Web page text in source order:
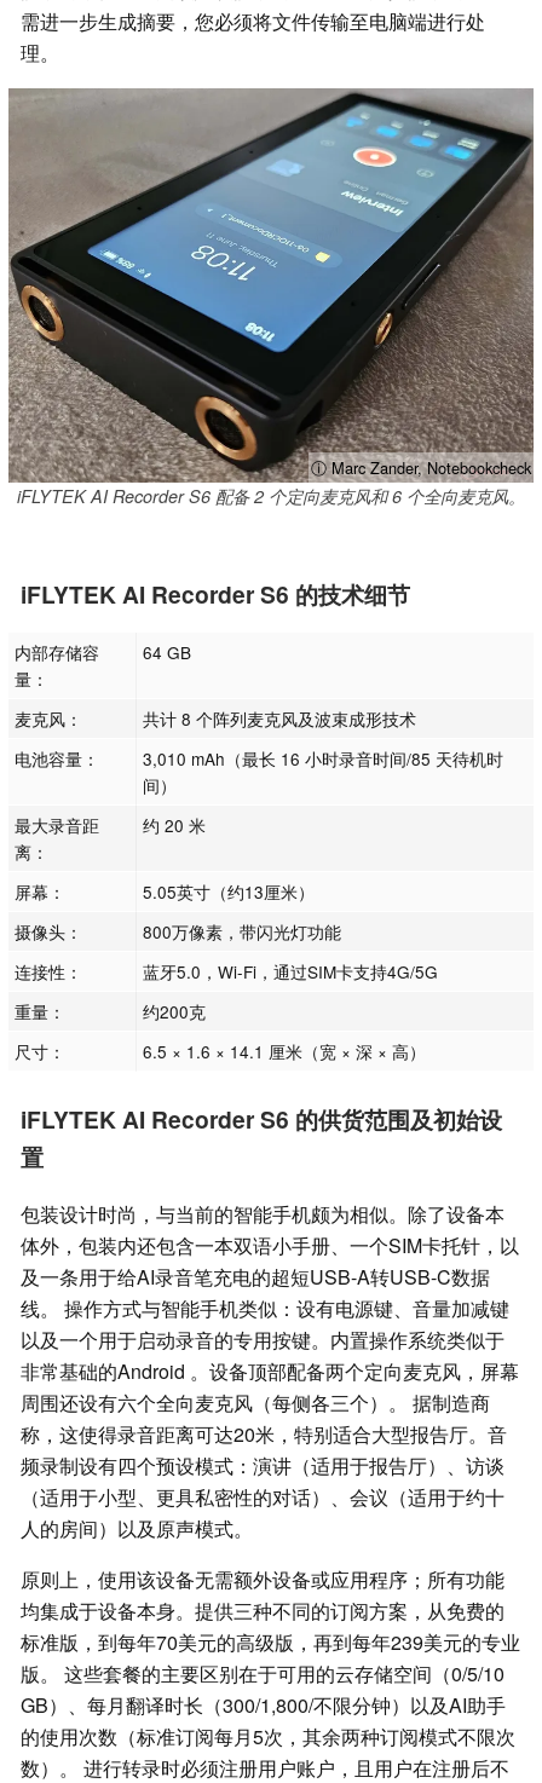
需进一步生成摘要，您必须将文件传输至电脑端进行处
理。
ⓘ Marc Zander, Notebookcheck
iFLYTEK AI Recorder S6 配备 2 个定向麦克风和 6 个全向麦克风。
iFLYTEK AI Recorder S6 的技术细节
内部存储容
量：
64 GB
麦克风：
共计 8 个阵列麦克风及波束成形技术
电池容量：
3,010 mAh（最长 16 小时录音时间/85 天待机时
间）
最大录音距
离：
约 20 米
屏幕：
5.05英寸（约13厘米）
摄像头：
800万像素，带闪光灯功能
连接性：
蓝牙5.0，Wi-Fi，通过SIM卡支持4G/5G
重量：
约200克
尺寸：
6.5 × 1.6 × 14.1 厘米（宽 × 深 × 高）
iFLYTEK AI Recorder S6 的供货范围及初始设
置
包装设计时尚，与当前的智能手机颇为相似。除了设备本
体外，包装内还包含一本双语小手册、一个SIM卡托针，以
及一条用于给AI录音笔充电的超短USB-A转USB-C数据
线。 操作方式与智能手机类似：设有电源键、音量加减键
以及一个用于启动录音的专用按键。内置操作系统类似于
非常基础的Android 。设备顶部配备两个定向麦克风，屏幕
周围还设有六个全向麦克风（每侧各三个）。 据制造商
称，这使得录音距离可达20米，特别适合大型报告厅。音
频录制设有四个预设模式：演讲（适用于报告厅）、访谈
（适用于小型、更具私密性的对话）、会议（适用于约十
人的房间）以及原声模式。
原则上，使用该设备无需额外设备或应用程序；所有功能
均集成于设备本身。提供三种不同的订阅方案，从免费的
标准版，到每年70美元的高级版，再到每年239美元的专业
版。 这些套餐的主要区别在于可用的云存储空间（0/5/10
GB）、每月翻译时长（300/1,800/不限分钟）以及AI助手
的使用次数（标准订阅每月5次，其余两种订阅模式不限次
数）。 进行转录时必须注册用户账户，且用户在注册后不